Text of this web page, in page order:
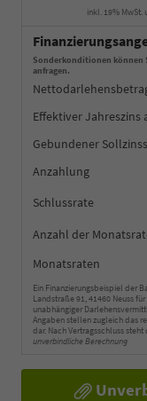
inkl. 19%
Sonderkonditionen können
anfragen.
Effektiver Jahreszins
Gebundener
Anzahlung
Schlussrate
Anzahl der
Monatsraten
Ein Finanzierungsbeispiel der
Landstraße 91, 41460 Neuss
unabhängiger
Angaben stellen zugleich das
dar. Nach Vertragsschluss
unverbindliche Berechnung